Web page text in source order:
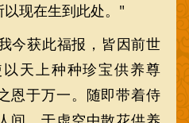
现在生到此处。"
今获此福报，皆因前世
天上种种珍宝供养尊
恩于万一。随即带着侍